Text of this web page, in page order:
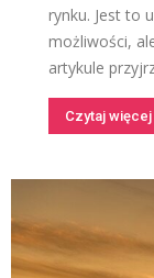
rynku. Jest to
możliwości,
artykule
Czytaj więcej